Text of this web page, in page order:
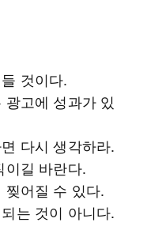
것이다.
고에 성과가 있
다시 생각하라.
이길 바란다.
어질 수 있다.
는 것이 아니다.